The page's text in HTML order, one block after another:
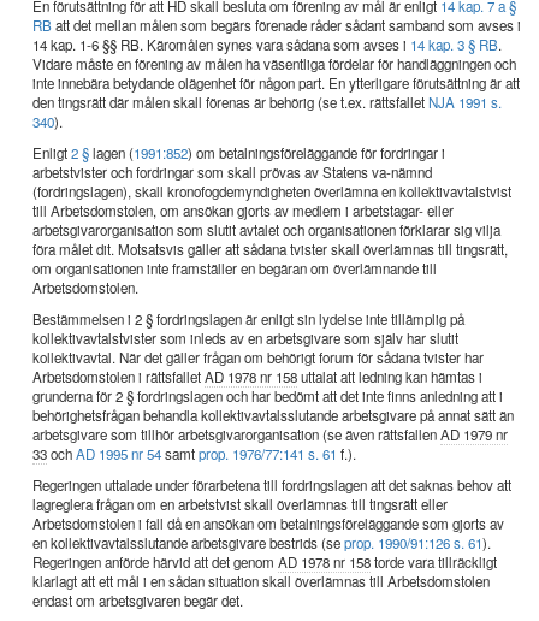
En förutsättning för att HD skall besluta om förening av mål är enligt 14 kap. 7 a §
RBatt det mellan målen som begärs förenade råder sådant samband som avses i
14 kap. 1-6 §§ RB. Käromålen synes vara sådana som avses i 14 kap. 3 § RB.
Vidare måste en förening av målen ha väsentliga fördelar för handläggningen och
inte innebära betydande olägenhet för någon part. En ytterligare förutsättning är att
den tingsrätt där målen skall förenas är behörig (se t.ex. rättsfalletNJA 1991 s.
340).
Enligt2 §lagen (1991:852) om betalningsföreläggande för fordringar i
arbetstvister och fordringar som skall prövas av Statens va-nämnd
(fordringslagen), skall kronofogdemyndigheten överlämna en kollektivavtalstvist
till Arbetsdomstolen, om ansökan gjorts av medlem i arbetstagar- eller
arbetsgivarorganisation som slutit avtalet och organisationen förklarar sig vilja
föra målet dit. Motsatsvis gäller att sådana tvister skall överlämnas till tingsrätt,
om organisationen inte framställer en begäran om överlämnande till
Arbetsdomstolen.
Bestämmelsen i 2 § fordringslagen är enligt sin lydelse inte tillämplig på
kollektivavtalstvister som inleds av en arbetsgivare som själv har slutit
kollektivavtal. När det gäller frågan om behörigt forum för sådana tvister har
Arbetsdomstolen i rättsfalletAD 1978 nr 158uttalat att ledning kan hämtas i
grunderna för 2 § fordringslagen och har bedömt att det inte finns anledning att i
behörighetsfrågan behandla kollektivavtalsslutande arbetsgivare på annat sätt än
arbetsgivare som tillhör arbetsgivarorganisation (se även rättsfallenAD 1979 nr
33ochAD 1995 nr 54samtprop. 1976/77:141 s. 61 f.).
Regeringen uttalade under förarbetena till fordringslagen att det saknas behov att
lagreglera frågan om en arbetstvist skall överlämnas till tingsrätt eller
Arbetsdomstolen i fall då en ansökan om betalningsföreläggande som gjorts av
en kollektivavtalsslutande arbetsgivare bestrids (seprop. 1990/91:126 s. 61).
Regeringen anförde härvid att det genomAD 1978 nr 158torde vara tillräckligt
klarlagt att ett mål i en sådan situation skall överlämnas till Arbetsdomstolen
endast om arbetsgivaren begär det.